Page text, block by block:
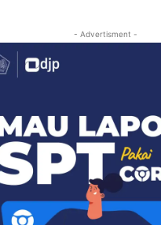
- Advertisment -